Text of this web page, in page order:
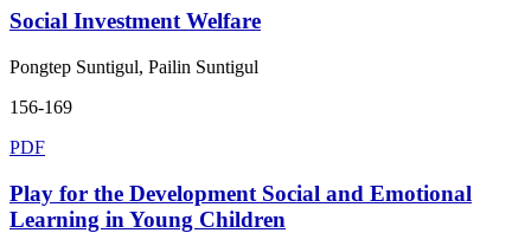
Social Investment Welfare
Pongtep Suntigul, Pailin Suntigul
156-169
PDF
Play for the Development Social and Emotional
Learning in Young Children